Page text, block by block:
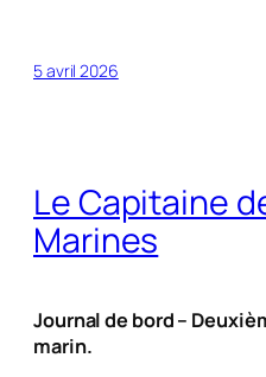
5 avril 2026
Le Capitaine
Marines
Journal de bord –
marin.